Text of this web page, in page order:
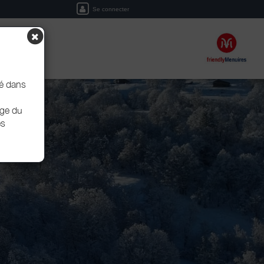
Se connecter
dans
du